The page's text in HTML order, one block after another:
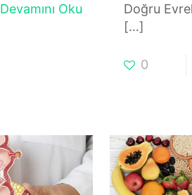
Devamını Oku
Doğru
[…]
0